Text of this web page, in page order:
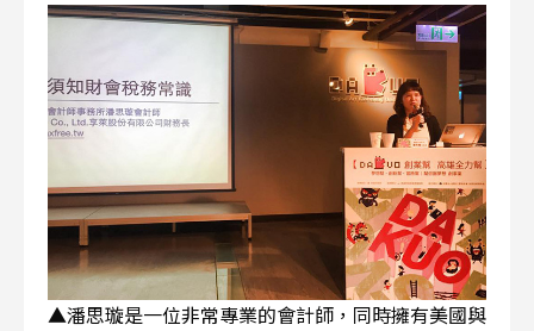
▲潘思璇是一位非常專業的會計師，同時擁有美國與